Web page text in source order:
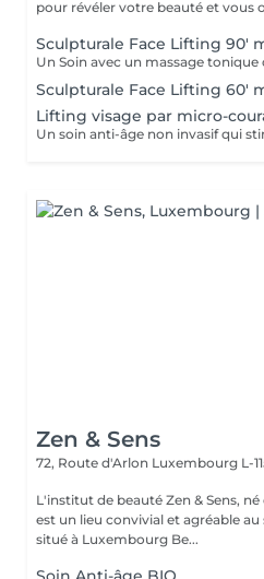
pour révéler votre beauté et vous
Sculpturale Face Lifting 90'
Sculpturale Face Lifting 60'
Lifting visage par micro-
Zen & Sens
72, Route d'Arlon Luxembourg L-
L'institut de beauté Zen & Sens,
est un lieu convivial et agréable au
situé à Luxembourg Be...